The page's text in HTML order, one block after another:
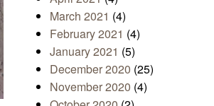
March 2021 (4)
February 2021 (4)
January 2021 (5)
December 2020 (25)
November 2020 (4)